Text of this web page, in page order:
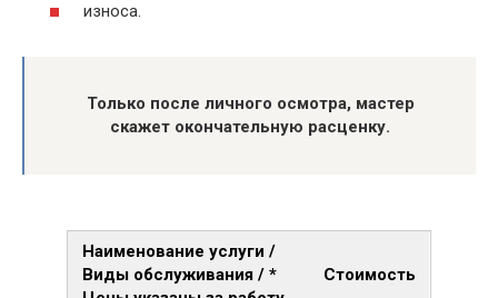
износа.
Только после личного осмотра, мастер
скажет окончательную расценку.
Наименование услуги /
Виды обслуживания / *
Стоимость